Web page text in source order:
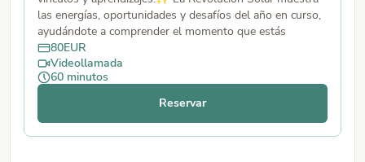
las energías, oportunidades y desafíos del año en curso,
ayudándote a comprender el momento que estás
viviendo. Al conocer estas influencias podrás tomar
decisiones con más conciencia, fortalecer tu confianza y
alinearte con tu propósito. 💫 Un espacio para mirar tu
vida desde las estrellas y comprender mejor tu camino.
80EUR
Videollamada
60 minutos
Reservar